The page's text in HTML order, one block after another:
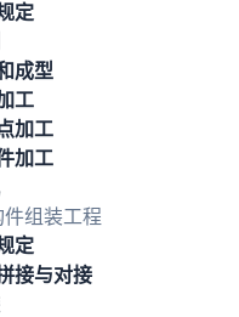
定
成型
工
加工
加工
件组装工程
定
接与对接